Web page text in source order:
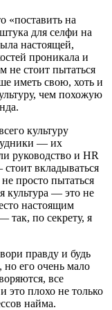
«поставить на
для селфи на
настоящей,
проникала и
не стоит пытаться
иметь свою, хоть и
чем похожую
культуру
— их
руководство и HR
вкладываться
просто пытаться
культура — это не
настоящим
так, по секрету, я
правду и будь
но его очень мало
все
это плохо не только
найма.